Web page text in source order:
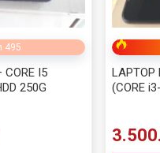
495
CORE I5
250G
LAPTOP
(CORE